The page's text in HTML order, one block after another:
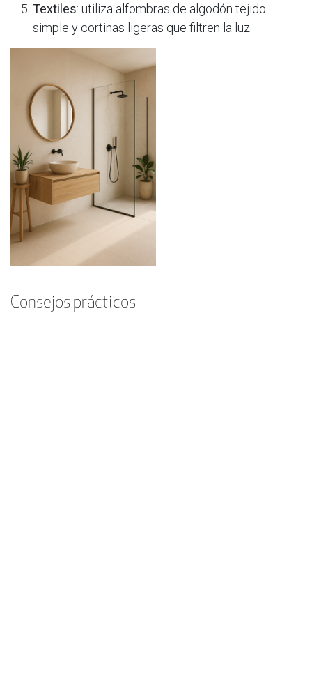
Textiles: utiliza alfombras de algodón tejido
simple y cortinas ligeras que filtren la luz.
Consejos prácticos